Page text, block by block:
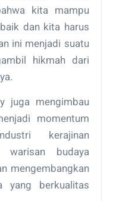
kita mampu
dan kita harus
ini menjadi suatu
hikmah dari
juga mengimbau
momentum
kerajinan
warisan budaya
mengembangkan
yang berkualitas